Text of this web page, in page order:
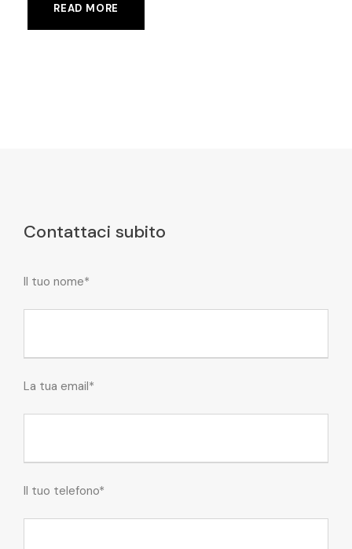
READ MORE
Contattaci subito
Il tuo nome*
La tua email*
Il tuo telefono*